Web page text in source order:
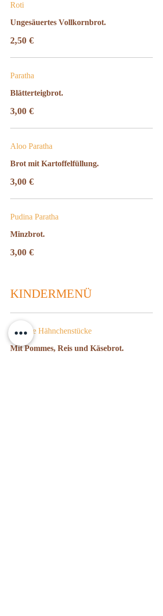
Roti
Ungesäuertes Vollkornbrot.
2,50 €
Paratha
Blätterteigbrot.
3,00 €
Aloo Paratha
Brot mit Kartoffelfüllung.
3,00 €
Pudina Paratha
Minzbrot.
3,00 €
KINDERMENÜ
Panierte Hähnchenstücke
Mit Pommes, Reis und Käsebrot.